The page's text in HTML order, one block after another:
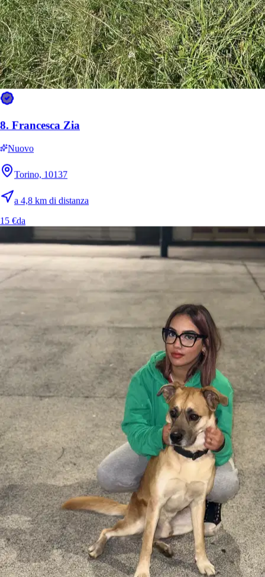
11. Ionela Maricica Profir
Torino, 10148
a 4,4 km di distanza
15 € da
8. Francesca Zia
Nuovo
Torino, 10137
a 4,8 km di distanza
15 €da